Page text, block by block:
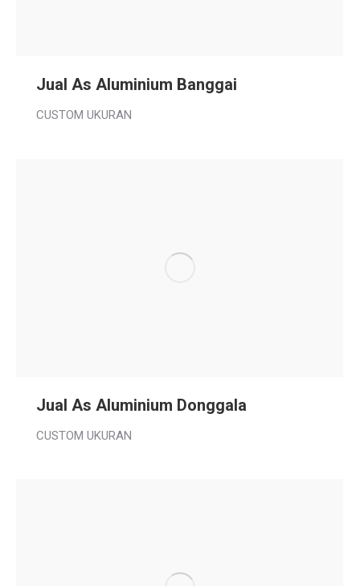
Jual As Aluminium Banggai
CUSTOM UKURAN
Jual As Aluminium Donggala
CUSTOM UKURAN